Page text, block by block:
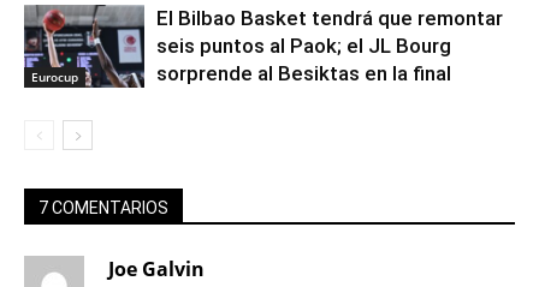
Eurocup
El Bilbao Basket tendrá que remontar
seis puntos al Paok; el JL Bourg
sorprende al Besiktas en la final
7 COMENTARIOS
Joe Galvin